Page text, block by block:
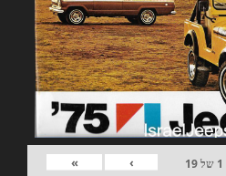
1 של19
›
»